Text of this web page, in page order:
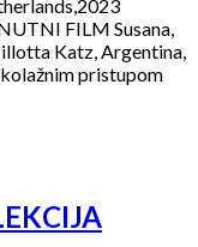
FILM Susana,
Katz, Argentina,
pristupom